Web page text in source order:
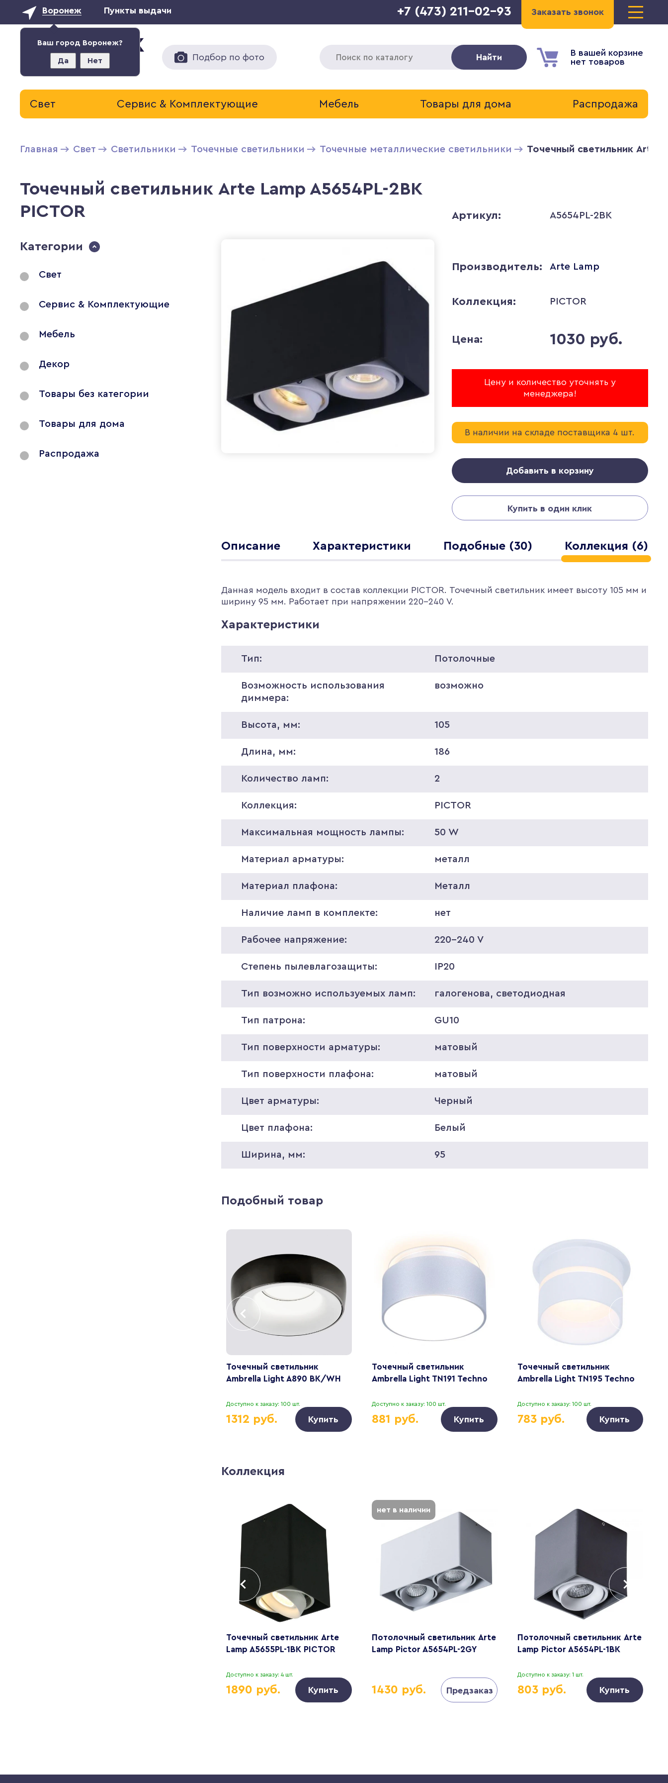
Воронеж
Ваш город Воронеж?
Да Нет
Пункты выдачи Заказать звонок
+7 (473) 211-02-93
Подбор по фото
В вашей корзине
нет товаров
Найти
Свет Сервис & Комплектующие Мебель Товары для дома Распродажа
Главная Свет Светильники Точечные светильники Точечные металлические светильники Точечный светильник Arte
Точечный светильник Arte Lamp A5654PL-2BK
PICTOR
Категории
Свет
Сервис & Комплектующие
Мебель
Декор
Товары без категории
Товары для дома
Распродажа
Артикул: A5654PL-2BK
Производитель: Arte Lamp
Коллекция: PICTOR
Цена: 1030 руб.
Цену и количество уточнять у
менеджера!
В наличии на складе поставщика 4 шт.
Добавить в корзину
Купить в один клик
Описание Характеристики Подобные (30) Коллекция (6)
Данная модель входит в состав коллекции PICTOR. Точечный светильник имеет высоту 105 мм и
ширину 95 мм. Работает при напряжении 220-240 V.
Характеристики
Тип: Потолочные
Возможность использования
диммера:
возможно
Высота, мм: 105
Длина, мм: 186
Количество ламп: 2
Коллекция: PICTOR
Максимальная мощность лампы: 50 W
Материал арматуры: металл
Материал плафона: Металл
Наличие ламп в комплекте: нет
Рабочее напряжение: 220-240 V
Степень пылевлагозащиты: IP20
Тип возможно используемых ламп: галогенова, светодиодная
Тип патрона: GU10
Тип поверхности арматуры: матовый
Тип поверхности плафона: матовый
Цвет арматуры: Черный
Цвет плафона: Белый
Ширина, мм: 95
Подобный товар
Точечный светильник
Ambrella Light A890 BK/WH
Доступно к заказу: 100 шт.
1312 руб. Купить
Точечный светильник
Ambrella Light TN191 Techno
Доступно к заказу: 100 шт.
881 руб. Купить
Точечный светильник
Ambrella Light TN195 Techno
Доступно к заказу: 100 шт.
783 руб. Купить
Коллекция
Точечный светильник Arte
Lamp A5655PL-1BK PICTOR
Доступно к заказу: 4 шт.
1890 руб. Купить
Потолочный светильник Arte
Lamp Pictor A5654PL-2GY
нет в наличии
1430 руб. Предзаказ
Потолочный светильник Arte
Lamp Pictor A5654PL-1BK
Доступно к заказу: 1 шт.
803 руб. Купить